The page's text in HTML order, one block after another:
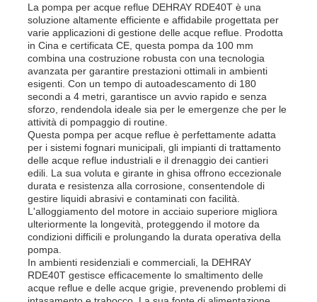
La pompa per acque reflue DEHRAY RDE40T è una
soluzione altamente efficiente e affidabile progettata per
varie applicazioni di gestione delle acque reflue. Prodotta
in Cina e certificata CE, questa pompa da 100 mm
combina una costruzione robusta con una tecnologia
avanzata per garantire prestazioni ottimali in ambienti
esigenti. Con un tempo di autoadescamento di 180
secondi a 4 metri, garantisce un avvio rapido e senza
sforzo, rendendola ideale sia per le emergenze che per le
attività di pompaggio di routine.
Questa pompa per acque reflue è perfettamente adatta
per i sistemi fognari municipali, gli impianti di trattamento
delle acque reflue industriali e il drenaggio dei cantieri
edili. La sua voluta e girante in ghisa offrono eccezionale
durata e resistenza alla corrosione, consentendole di
gestire liquidi abrasivi e contaminati con facilità.
L'alloggiamento del motore in acciaio superiore migliora
ulteriormente la longevità, proteggendo il motore da
condizioni difficili e prolungando la durata operativa della
pompa.
In ambienti residenziali e commerciali, la DEHRAY
RDE40T gestisce efficacemente lo smaltimento delle
acque reflue e delle acque grigie, prevenendo problemi di